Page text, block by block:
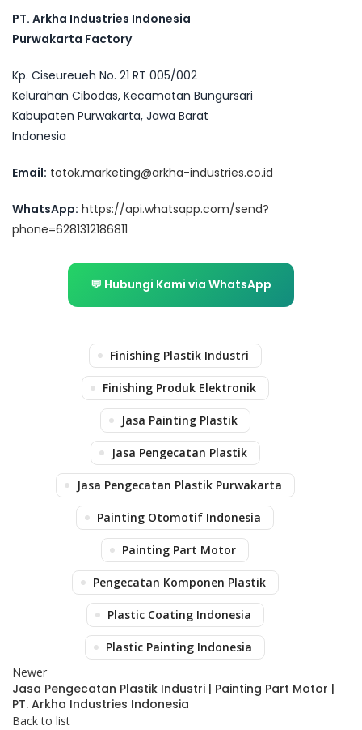
PT. Arkha Industries Indonesia
Purwakarta Factory
Kp. Ciseureueh No. 21 RT 005/002
Kelurahan Cibodas, Kecamatan Bungursari
Kabupaten Purwakarta, Jawa Barat
Indonesia
Email: totok.marketing@arkha-industries.co.id
WhatsApp: https://api.whatsapp.com/send?
phone=6281312186811
💬 Hubungi Kami via WhatsApp
Finishing Plastik Industri
Finishing Produk Elektronik
Jasa Painting Plastik
Jasa Pengecatan Plastik
Jasa Pengecatan Plastik Purwakarta
Painting Otomotif Indonesia
Painting Part Motor
Pengecatan Komponen Plastik
Plastic Coating Indonesia
Plastic Painting Indonesia
Newer
Jasa Pengecatan Plastik Industri | Painting Part Motor |
PT. Arkha Industries Indonesia
Back to list